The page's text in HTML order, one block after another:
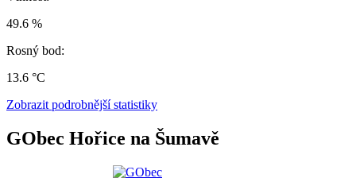
49.6 %
Rosný bod:
13.6 °C
Zobrazit podrobnější statistiky
GObec Hořice na Šumavě